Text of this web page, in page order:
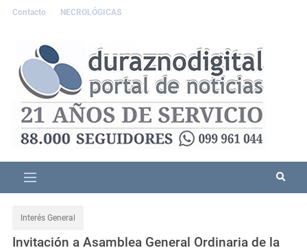
Contacto NECROLÓGICAS
Interés General
Invitación a Asamblea General Ordinaria de la